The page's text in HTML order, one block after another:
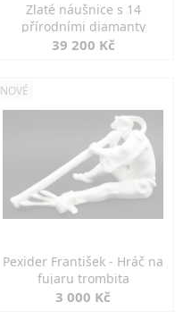
Zlaté náušnice s 14
přírodními diamanty
39 200 Kč
NOVÉ
Pexider František - Hráč na
fujaru trombita
3 000 Kč